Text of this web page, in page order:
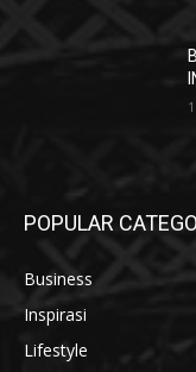
POPULAR
Business
Inspirasi
Lifestyle